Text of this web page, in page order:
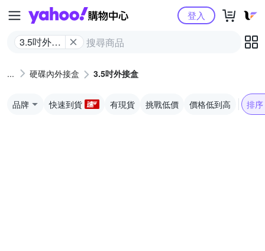
Yahoo購物中心
3.5吋外接
登入
硬碟內外接盒 3.5吋外接盒
品牌 快速到貨 有現貨 挑戰低價 價格低到高 排序